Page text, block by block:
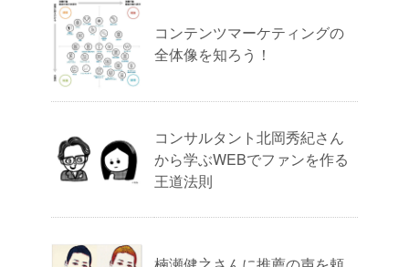
コンテンツマーケティングの
全体像を知ろう！
コンサルタント北岡秀紀さん
から学ぶWEBでファンを作る
王道法則